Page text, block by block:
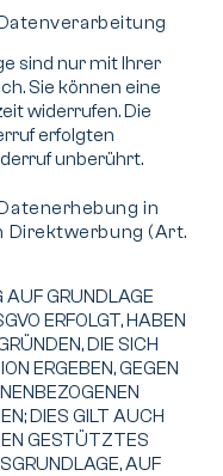
sind nur mit Ihrer
Sie können eine
widerrufen. Die
erfolgten
unberührt.
in
Direktwerbung (Art.
AUF GRUNDLAGE
ERFOLGT, HABEN
DIE SICH
ERGEBEN, GEGEN
DIES GILT AUCH
GESTÜTZTES
AUF